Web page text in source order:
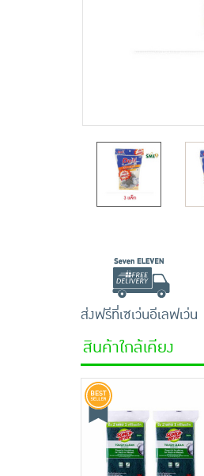
ส่งฟรีที่เซเว่นอีเลฟเว่น
สินค้าใกล้เคียง